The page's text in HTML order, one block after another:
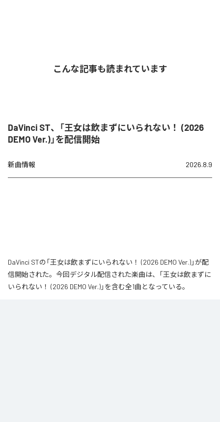
こんな記事も読まれています
DaVinci ST、「王女は飲まずにいられない！ (2026
DEMO Ver.)」を配信開始
新曲情報 2026.8.9
DaVinci STの「王女は飲まずにいられない！ (2026 DEMO Ver.)」が配
信開始された。今回デジタル配信された楽曲は、「王女は飲まずに
いられない！ (2026 DEMO Ver.)」を含む全1曲となっている。